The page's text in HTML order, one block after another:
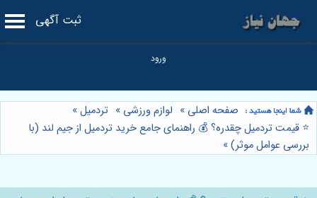
ثبت آگهی
صفحه اصلی » لوازم ورزشی » تردمیل»
⭐️ قیمت تردمیل چقدره؟ 💰 راهنمای جامع خرید تردمیل از جیم لند (با
بررسی عوامل موثر)»